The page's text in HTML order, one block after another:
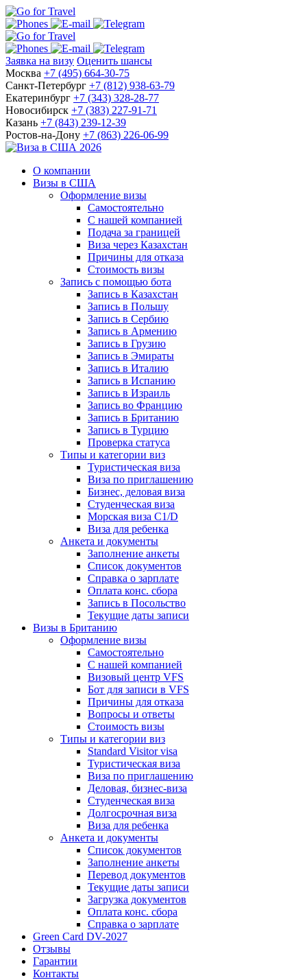
Заявка на визу Оценить шансы
Москва +7 (495) 664-30-75
Санкт-Петербург +7 (812) 938-63-79
Екатеринбург +7 (343) 328-28-77
Новосибирск +7 (383) 227-91-71
Казань +7 (843) 239-12-39
Ростов-на-Дону +7 (863) 226-06-99
О компании
Визы в США
Оформление визы
Самостоятельно
С нашей компанией
Подача за границей
Виза через Казахстан
Причины для отказа
Стоимость визы
Запись с помощью бота
Запись в Казахстан
Запись в Польшу
Запись в Сербию
Запись в Армению
Запись в Грузию
Запись в Эмираты
Запись в Италию
Запись в Испанию
Запись в Израиль
Запись во Францию
Запись в Британию
Запись в Турцию
Проверка статуса
Типы и категории виз
Туристическая виза
Виза по приглашению
Бизнес, деловая виза
Студенческая виза
Морская виза C1/D
Виза для ребенка
Анкета и документы
Заполнение анкеты
Список документов
Справка о зарплате
Оплата конс. сбора
Запись в Посольство
Текущие даты записи
Визы в Британию
Оформление визы
Самостоятельно
С нашей компанией
Визовый центр VFS
Бот для записи в VFS
Причины для отказа
Вопросы и ответы
Стоимость визы
Типы и категории виз
Standard Visitor visa
Туристическая виза
Виза по приглашению
Деловая, бизнес-виза
Студенческая виза
Долгосрочная виза
Виза для ребенка
Анкета и документы
Список документов
Заполнение анкеты
Перевод документов
Текущие даты записи
Загрузка документов
Оплата конс. сбора
Справка о зарплате
Green Card DV-2027
Отзывы
Гарантии
Контакты